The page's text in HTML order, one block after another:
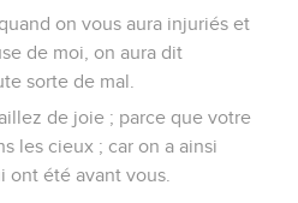
on vous aura injuriés et
de moi, on aura dit
sorte de mal.
de joie ; parce que votre
les cieux ; car on a ainsi
ont été avant vous.